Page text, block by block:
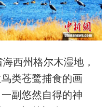
州格尔木湿地，
类苍鹭捕食的画
副悠然自得的神